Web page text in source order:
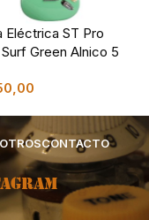
Eléctrica ST Pro
Green Alnico 5
CONTACTO